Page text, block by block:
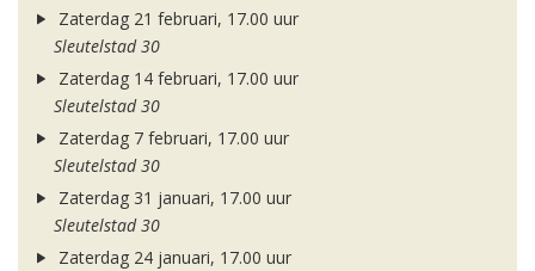
Zaterdag 21 februari, 17.00 uur
Sleutelstad 30
Zaterdag 14 februari, 17.00 uur
Sleutelstad 30
Zaterdag 7 februari, 17.00 uur
Sleutelstad 30
Zaterdag 31 januari, 17.00 uur
Sleutelstad 30
Zaterdag 24 januari, 17.00 uur